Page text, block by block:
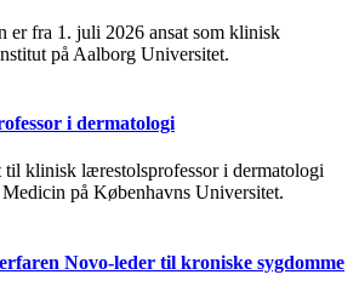
er fra 1. juli 2026 ansat som klinisk
på Aalborg Universitet.
i dermatologi
klinisk lærestolsprofessor i dermatologi
på Københavns Universitet.
Novo-leder til kroniske sygdomme